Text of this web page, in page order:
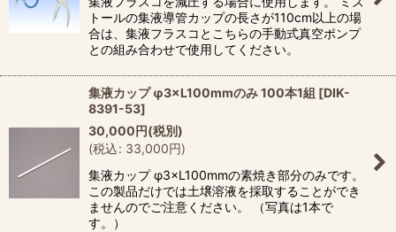
トールの集液導管カップの長さが110cm以上の場
合は、集液フラスコとこちらの手動式真空ポンプ
との組み合わせで使用してください。
集液カップ φ3×L100mmのみ 100本1組 [DIK-
8391-53]
30,000円(税別)
(税込: 33,000円)
集液カップ φ3×L100mmの素焼き部分のみです。
この製品だけでは土壌溶液を採取することができ
ませんのでご注意ください。 （写真は1本で
す。）